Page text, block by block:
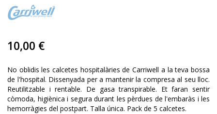
10,00 €
No oblidis les calcetes hospitalàries de Carriwell a la teva bossa
de l'hospital. Dissenyada per a mantenir la compresa al seu lloc.
Reutilitzable i rentable. De gasa transpirable. Et faran sentir
còmoda, higiènica i segura durant les pèrdues de l'embaràs i les
hemorràgies del postpart. Talla única. Pack de 5 calcetes.